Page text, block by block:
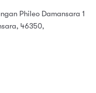
Phileo Damansara 1
46350,